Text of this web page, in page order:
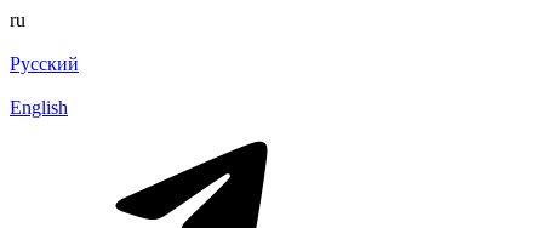
ru
Русский
English